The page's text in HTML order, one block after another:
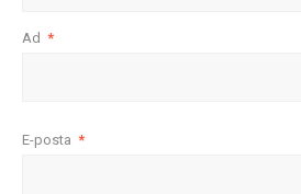
Ad *
E-posta *